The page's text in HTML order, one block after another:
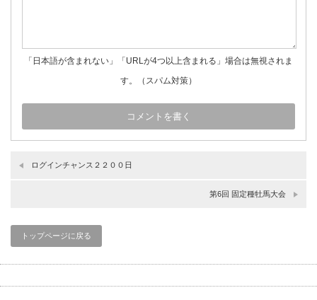
「日本語が含まれない」「URLが4つ以上含まれる」場合は無視されま
す。（スパム対策）
ログインチャンス２２００日
第6回 固定種牡馬大会
トップページに戻る